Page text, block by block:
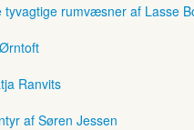
tyvagtige rumvæsner af Lasse
Ranvits
af Søren Jessen